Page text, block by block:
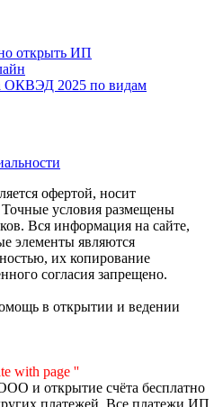
открыть ИП
ОКВЭД 2025 по видам
офертой, носит
Точные условия размещены
Вся информация на сайте,
элементы являются
их копирование
согласия запрещено.
в открытии и ведении
with page ''
и открытие счёта бесплатно
платежей. Все платежи ИП